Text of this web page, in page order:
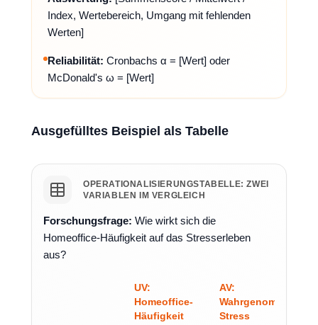
Index, Wertebereich, Umgang mit fehlenden
Werten]
Reliabilität: Cronbachs α = [Wert] oder
McDonald's ω = [Wert]
Ausgefülltes Beispiel als Tabelle
OPERATIONALISIERUNGSTABELLE: ZWEI
VARIABLEN IM VERGLEICH
Forschungsfrage: Wie wirkt sich die
Homeoffice-Häufigkeit auf das Stresserleben
aus?
UV:
Homeoffice-
Häufigkeit
AV:
Wahrgenommener
Stress